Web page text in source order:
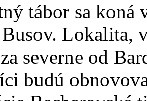
tábor sa koná
Lokalita,
severne od
budú